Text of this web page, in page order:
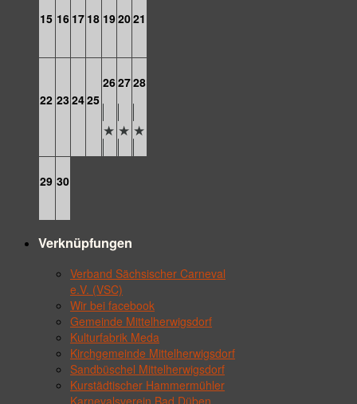
15 16 17 18 192021
22 232425
262728
29 30
Verknüpfungen
Verband Sächsischer Carneval
e.V. (VSC)
Wir bei facebook
Gemeinde Mittelherwigsdorf
Kulturfabrik Meda
Kirchgemeinde Mittelherwigsdorf
Sandbüschel Mittelherwigsdorf
Kurstädtischer Hammermühler
Karnevalsverein Bad Düben